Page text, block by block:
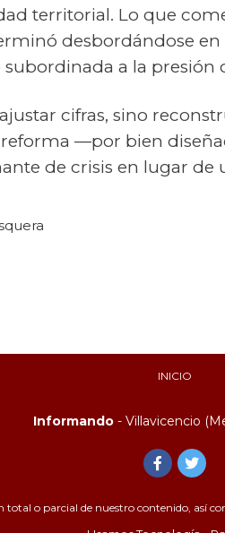
territorial. Lo que
desbordándose
a la presión
cifras, sino
—por bien
de crisis en lugar de
INICIO
Informando - Villavicencio
o parcial de nuestro contenido, así